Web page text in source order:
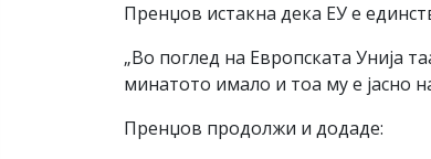
Пренџов истакна дека ЕУ е
„Во поглед на Европската Унија
минатото имало и тоа му е јасно
Пренџов продолжи и додаде: